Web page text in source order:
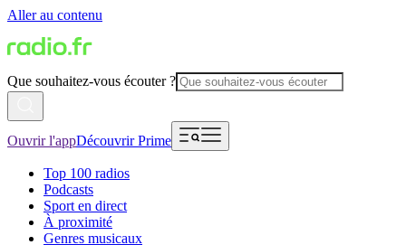
Aller au contenu
Que souhaitez-vous écouter ?
Ouvrir l'appDécouvrir Prime
Top 100 radios
Podcasts
Sport en direct
À proximité
Genres musicaux